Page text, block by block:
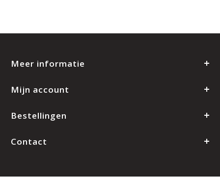
Meer informatie
Mijn account
Bestellingen
Contact